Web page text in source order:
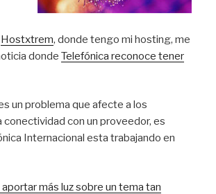
Hostxtrem, donde tengo mi hosting, me
donde Telefónica reconoce tener
un problema que afecte a los
conectividad con un proveedor, es
Internacional esta trabajando en
más luz sobre un tema tan